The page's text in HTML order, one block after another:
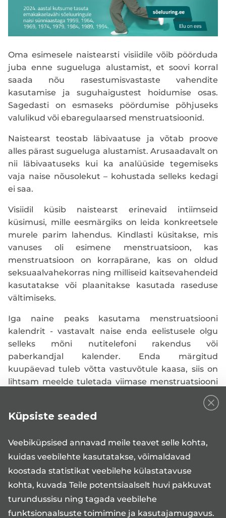
Küpsiste seaded
Veebiküpsised annavad meile teavet selle kohta,
kuidas veebilehte kasutatakse, võimaldavad
koostada statistikat veebilehe külastatavuse
kohta, kuvada Teile potentsiaalselt huvi pakkuvat
turundussisu ning tagada veebilehe
funktsionaalsuste toimimine ja kasutajamugavus.
Oma esimesele naistearsti visiidile võib pöörduda
juba enne sugueluga alustamist, et soovi korral
saada nõu rasestumisvastaste vahendite
kasutamise ja suguhaigustest hoidumise osas.
Sagedasti on esmaseks pöördumise põhjuseks
valulikud või ebaregulaarsed menstruatsioonid.
Naistearst teostab läbivaatuse ja võtab proove
alles pärast sugueluga alustamist. Arusaadavalt on
nii läbivaatuseks kui ka analüüside tegemiseks
vaja naise nõusolekut – kohustada selleks kedagi
ei saa.
Visiidil küsib naistearst erinevaid intiimseid
küsimusi, mille eesmärgiks on leida konkreetsele
murele parim lahendus. Kindlasti küsitakse, mis
vanuses oli esimene menstruatsioon, kas
menstruatsioon on korrapärane, kas on oldud
seksuaalvahekorras ning milliseid kaitsevahendeid
kasutatakse või plaanitakse kasutada raseduse
vältimiseks.
Iga naine peaks kasutama menstruatsiooni
kalendrit - vastavalt naise enda eelistusele olgu
selleks mõni nutitelefoni rakendus või
paberkandjal kalender. Enda märgitud
kuupäevad tuleb võtta vastuvõtule kaasa, siis on
lihtsam meelde tuletada viimase menstruatsiooni
esimest päeva. Lisaks võiks patsient läbi mõelda,
mida ta ise arstilt küsida sooviks - rumalaid
küsimusi naistearsti kabinetis ei ole.